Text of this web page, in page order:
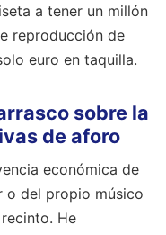
a tener un millón
reproducción de
euro en taquilla.
sobre la
de aforo
económica de
o del propio músico
He